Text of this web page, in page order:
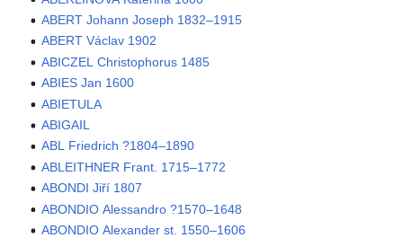
ABERT Johann Joseph 1832–1915
ABERT Václav 1902
ABICZEL Christophorus 1485
ABIES Jan 1600
ABIETULA
ABIGAIL
ABL Friedrich ?1804–1890
ABLEITHNER Frant. 1715–1772
ABONDI Jiří 1807
ABONDIO Alessandro ?1570–1648
ABONDIO Alexander st. 1550–1606